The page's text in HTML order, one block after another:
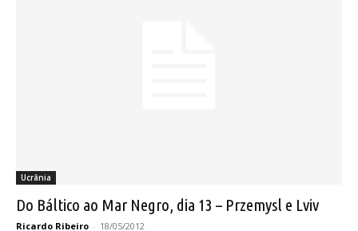
Ucrânia
Do Báltico ao Mar Negro, dia 13 – Przemysl e Lviv
Ricardo Ribeiro - 18/05/2012